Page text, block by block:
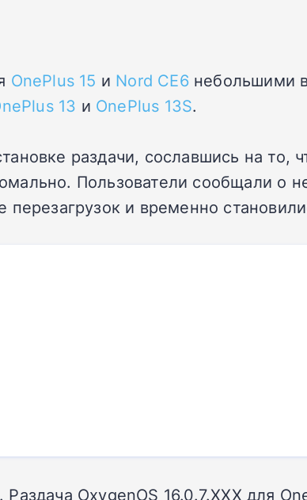
OnePlus 15 и Nord CE6небольшими
13 и OnePlus 13S.
раздачи, сославшись на то,
Пользователи сообщали о
и временно
OxygenOS 16.0.7.XXX для